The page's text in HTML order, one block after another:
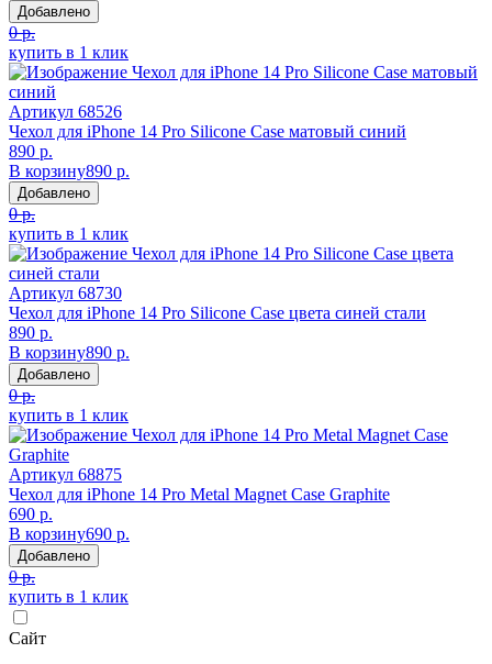
Добавлено
0 р.
купить в 1 клик
Артикул 68526
Чехол для iPhone 14 Pro Silicone Case матовый синий
890 р.
В корзину890 р.
Добавлено
0 р.
купить в 1 клик
Артикул 68730
Чехол для iPhone 14 Pro Silicone Case цвета синей стали
890 р.
В корзину890 р.
Добавлено
0 р.
купить в 1 клик
Артикул 68875
Чехол для iPhone 14 Pro Metal Magnet Case Graphite
690 р.
В корзину690 р.
Добавлено
0 р.
купить в 1 клик
Сайт